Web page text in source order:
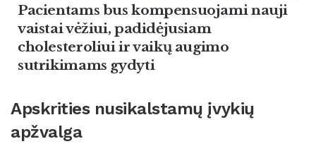
Pacientams bus kompensuojami nauji
vaistai vėžiui, padidėjusiam
cholesteroliui ir vaikų augimo
sutrikimams gydyti
Apskrities nusikalstamų įvykių
apžvalga